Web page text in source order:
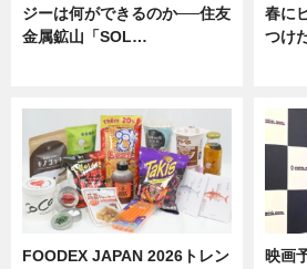
ジーは何ができるのか──住友
金属鉱山「SOL…
春に
つけ
FOODEX JAPAN 2026トレン
映画